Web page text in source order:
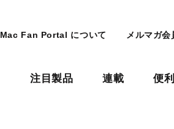
Mac Fan Portal について メルマガ会
注目製品 連載 便